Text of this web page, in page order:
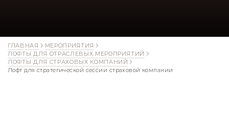
ГЛАВНАЯ
МЕРОПРИЯТИЯ
ЛОФТЫ ДЛЯ ОТРАСЛЕВЫХ МЕРОПРИЯТИЙ
ЛОФТЫ ДЛЯ СТРАХОВЫХ КОМПАНИЙ
Лофт для стратегической сессии страховой компании